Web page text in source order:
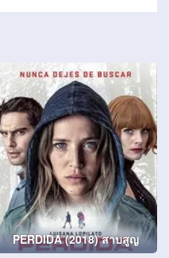
PERDIDA (2018) สาบสูญ